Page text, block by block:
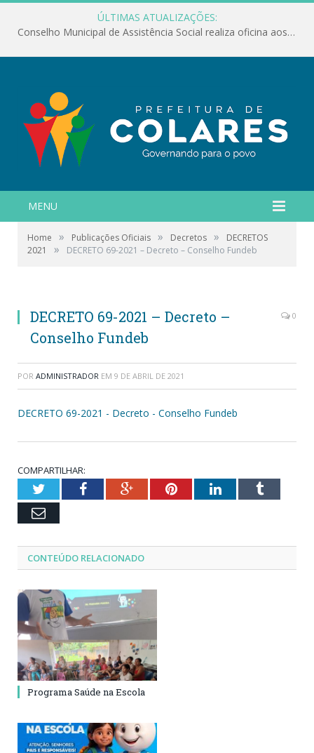
ÚLTIMAS ATUALIZAÇÕES:
Conselho Municipal de Assistência Social realiza oficina aos servidores
MENU
Home » Publicações Oficiais » Decretos »
DECRETOS
2021
» DECRETO 69-2021 – Decreto – Conselho Fundeb
DECRETO 69-2021 – Decreto –
Conselho Fundeb
0
POR ADMINISTRADOR EM 9 DE ABRIL DE 2021
DECRETO 69-2021 - Decreto - Conselho Fundeb
COMPARTILHAR:
TwitterFacebookGoogle+PinterestLinkedInTumblr
Email
CONTEÚDO RELACIONADO
Programa Saúde na Escola